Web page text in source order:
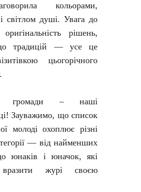
кольорами,
світлом душі. Увага до
рішень,
традицій — усе це
цьогорічного
громади – наші
Зауважимо, що список
молоді охоплює різні
— від найменших
юнаків і юначок, які
журі своєю